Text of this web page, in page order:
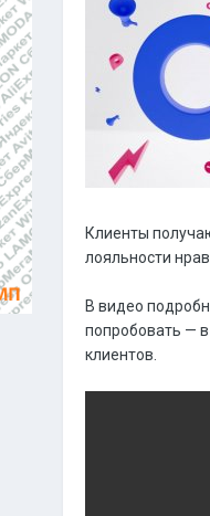
Клиенты
лояльности
В видео
попробовать —
клиентов.